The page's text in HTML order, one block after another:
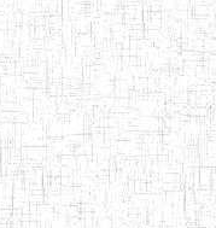
2000 ENIEG Privé